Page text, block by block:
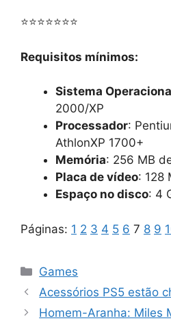
⭐⭐⭐⭐⭐⭐⭐
Requisitos mínimos:
Sistema
2000/XP
Processador:
AthlonXP 1700+
Memória: 256 MB
Placa de vídeo: 128
Espaço no disco: 4
Páginas: 1 2 3 4 5 6 7 8 9
Categorias
Games
Acessórios PS5 estão
Homem-Aranha: Miles